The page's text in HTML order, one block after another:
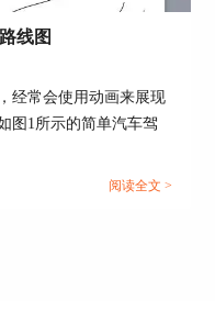
帧的过渡方式，可以
性过渡方式也常用
网页更添趣味性。
线图
经常会使用动画来展现
图1所示的简单汽车驾
阅读全文 >